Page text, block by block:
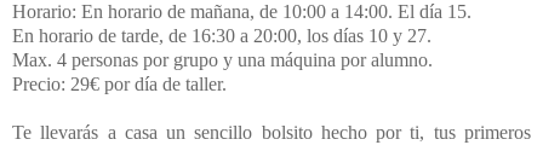
Horario: En horario de mañana, de 10:00 a 14:00. El día 15.
En horario de tarde, de 16:30 a 20:00, los días 10 y 27.
Max. 4 personas por grupo y una máquina por alumno.
Precio: 29€ por día de taller.
Te llevarás a casa un sencillo bolsito hecho por ti, tus primeros